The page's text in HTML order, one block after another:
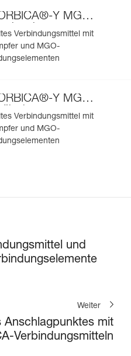
Y MGO
Verbindungsmittel mit
und MGO-
Y MGO
Verbindungsmittel mit
und MGO-
und
Weiter
Anschlagpunktes mit
Verbindungsmitteln